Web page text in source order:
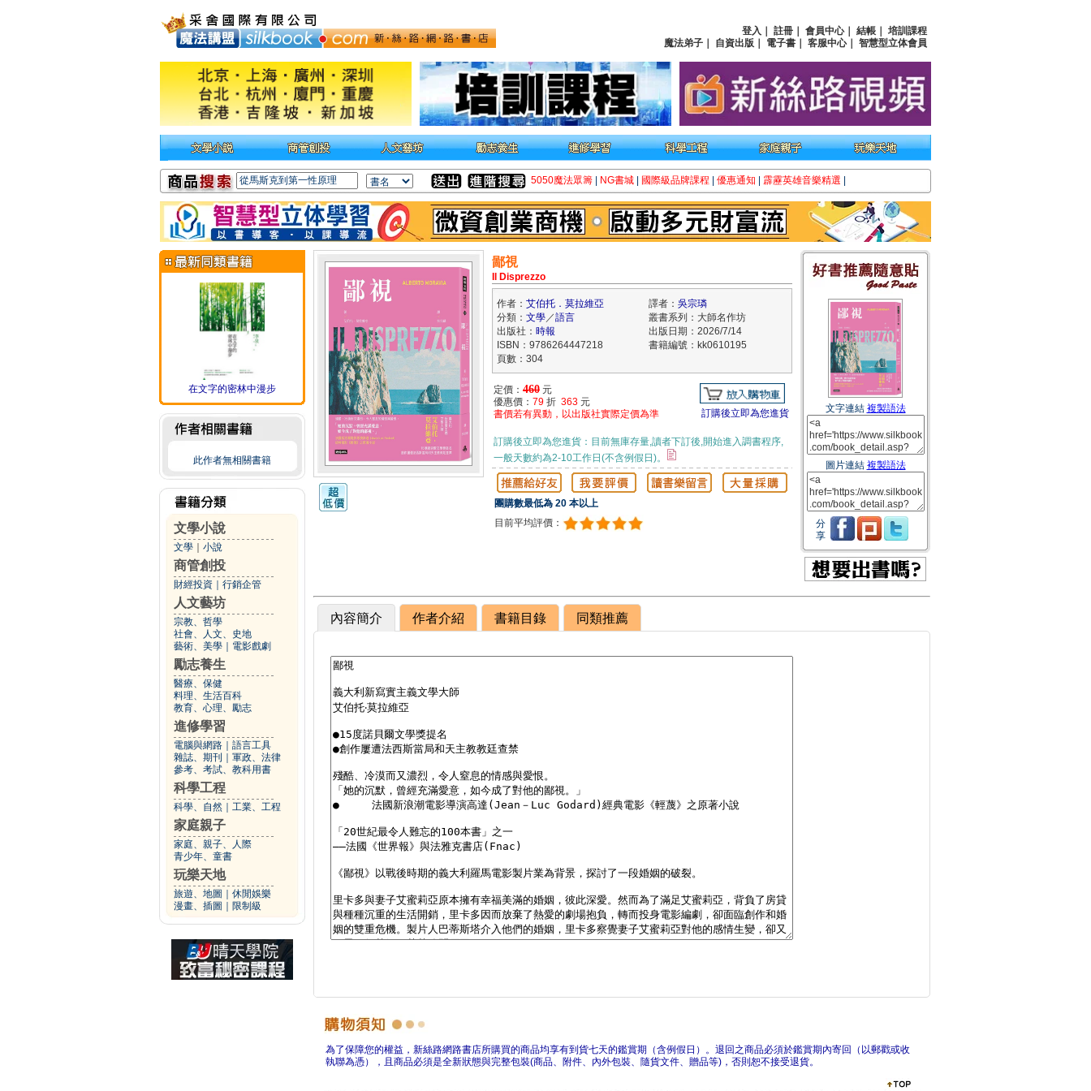
登入 註冊 會員中心｜ 結帳
培訓課程
魔法弟子
自資出版 電子書 客服中心｜ 智慧型立体會員
5050魔法眾籌 NG書城 國際級品牌課程 優惠通知 霹靂英雄音樂精選
在文字的密林中漫步
此作者無相關書籍
文學小說
文學 小說
商管創投
財經投資 行銷企管
人文藝坊
宗教、哲學
社會、人文、史地
藝術、美學
電影戲劇
勵志養生
醫療、保健
料理、生活百科
教育、心理、勵志
進修學習
電腦與網路
語言工具
雜誌、期刊
軍政、法律
參考、考試、教科用書
科學工程
科學、自然 工業、工程
家庭親子
家庭、親子、人際
青少年、童書
玩樂天地
旅遊、地圖
休閒娛樂
漫畫、插圖
限制級
鄙視
Il Disprezzo
作者： 艾伯托．莫拉維亞 譯者： 吳宗璘
分類： 文學／語言
叢書系列：大師名作坊
出版社： 時報
出版日期：2026/7/14
ISBN：9786264447218
書籍編號：kk0610195
頁數：304
定價： 460 元
優惠價： 79 折 363 元
書價若有異動，以出版社實際定價為準
訂購後立即為您進貨
訂購後立即為您進貨：目前無庫存量,讀者下訂後,開始進入調書程序,
一般天數約為2-10工作日(不含例假日)。
團購數最低為 20 本以上
目前平均評價：
文字連結 複製語法
圖片連結 複製語法
分
享
內容簡介 作者介紹 書籍目錄 同類推薦
為了保障您的權益，新絲路網路書店所購買的商品均享有到貨七天的鑑賞期（含例假日）。退回之商品必須於鑑賞期內寄回（以郵戳或收
執聯為憑），且商品必須是全新狀態與完整包裝(商品、附件、內外包裝、隨貨文件、贈品等)，否則恕不接受退貨。